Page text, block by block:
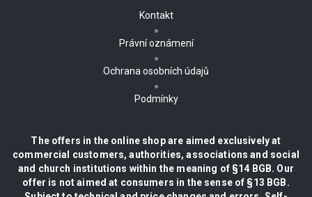
Kontakt
Právní oznámení
Ochrana osobních údajů
Podmínky
The offers in the online shop are aimed exclusively at
commercial customers, authorities, associations and social
and church institutions within the meaning of §14 BGB. Our
offer is not aimed at consumers in the sense of §13 BGB.